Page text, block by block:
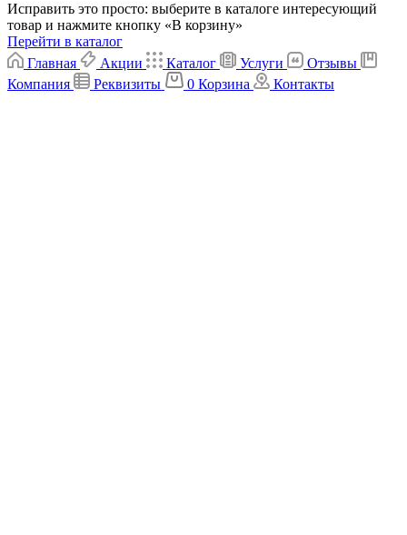
Исправить это просто: выберите в каталоге интересующий
товар и нажмите кнопку «В корзину»
Перейти в каталог
Главная
Акции Каталог Услуги
Отзывы
Компания
Реквизиты 0 Корзина Контакты